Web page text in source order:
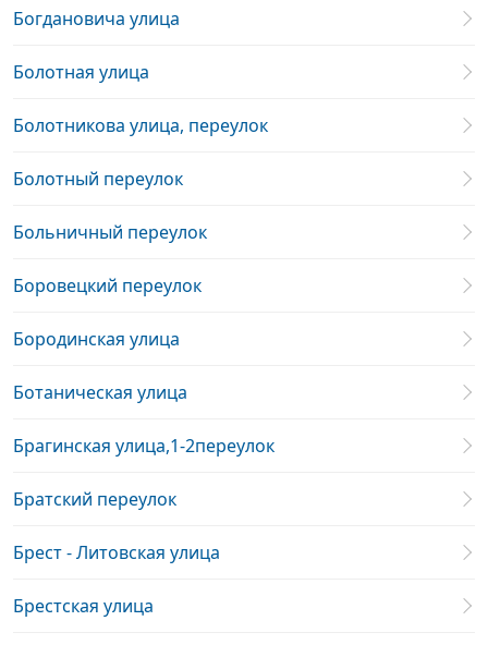
Богдановича улица
Болотная улица
Болотникова улица, переулок
Болотный переулок
Больничный переулок
Боровецкий переулок
Бородинская улица
Ботаническая улица
Брагинская улица,1-2переулок
Братский переулок
Брест - Литовская улица
Брестская улица